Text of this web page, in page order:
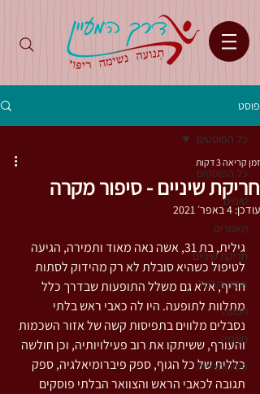
פוסט
כל הפוסטים
טיפים
מאמרים
חריקת שיניים
אימון ותרגול
תנועה
נשימה
פסיכותרפיה
כל הפוסטים
חריקת שיניים - סיפור מקרה
זמן קריאה 3 דקות
עודכן:4 באפר׳ 2021
גילית, בת 31, אשה נאה מאוד ותמירה, הגיעה
לטיפול כשהיא סובלת לא רק מהידוק לסתות
חריף, אלא גם משלל התופעות שבדרך כלל
מתלוות לתופעה. היו לה כאבי ראש בלתי
נסבלים מלווים בתפיסוּת קשה של אזור השכמות
והעורף, ששיתקו את רוב פעילויותיה, וכן חולשה
כללית של כל הגוף, ספק פיברומיאלגיה, ספק
תגובה לכאבי הראש והצוואר הבלתי פוסקים